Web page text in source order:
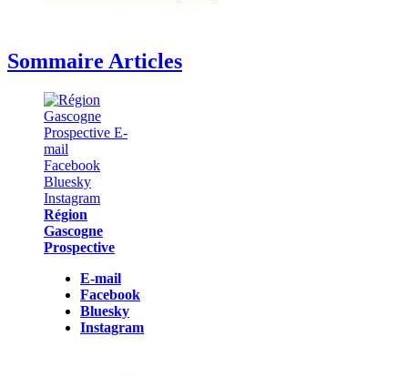
Sommaire Articles
Région
Gascogne
Prospective
E-mail
Facebook
Bluesky
Instagram